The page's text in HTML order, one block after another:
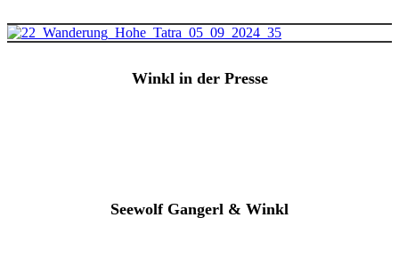
Winkl in der Presse
Seewolf Gangerl & Winkl